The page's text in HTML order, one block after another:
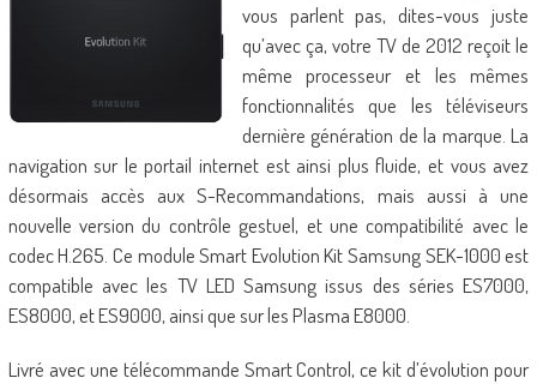
vous parlent pas, dites-vous juste
qu’avec ça, votre TV de 2012 reçoit le
même processeur et les mêmes
fonctionnalités que les téléviseurs
dernière génération de la marque. La
navigation sur le portail internet est ainsi plus fluide, et vous avez
désormais accès aux S-Recommandations, mais aussi à une
nouvelle version du contrôle gestuel, et une compatibilité avec le
codec H.265. Ce module Smart Evolution Kit Samsung SEK-1000 est
compatible avec les TV LED Samsung issus des séries ES7000,
ES8000, et ES9000, ainsi que sur les Plasma E8000.
Livré avec une télécommande Smart Control, ce kit d’évolution pour